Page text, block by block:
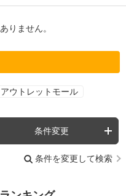
りません。
アウトレットモール
条件変更
条件を変更して検索